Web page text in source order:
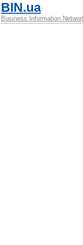
BIN.ua
Business Information